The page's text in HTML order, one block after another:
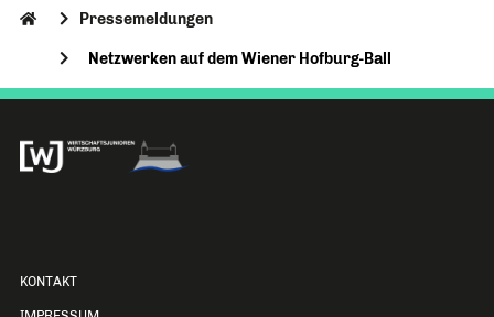
Pressemeldungen
Netzwerken auf dem Wiener Hofburg-Ball
KONTAKT